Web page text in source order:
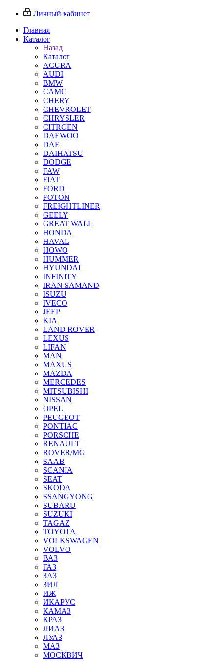
Личный кабинет
Главная
Каталог
Назад
Каталог
ACURA
AUDI
BMW
CAMC
CHERY
CHEVROLET
CHRYSLER
CITROEN
DAEWOO
DAF
DAIHATSU
DODGE
FAW
FIAT
FORD
FOTON
FREIGHTLINER
GEELY
GREAT WALL
HONDA
HAVAL
HOWO
HUMMER
HYUNDAI
INFINITY
IRAN SAMAND
ISUZU
IVECO
JEEP
KIA
LAND ROVER
LEXUS
LIFAN
MAN
MAXUS
MAZDA
MERCEDES
MITSUBISHI
NISSAN
OPEL
PEUGEOT
PONTIAC
PORSCHE
RENAULT
ROVER/MG
SAAB
SCANIA
SEAT
SKODA
SSANGYONG
SUBARU
SUZUKI
TAGAZ
TOYOTA
VOLKSWAGEN
VOLVO
ВАЗ
ГАЗ
ЗАЗ
ЗИЛ
ИЖ
ИКАРУС
КАМАЗ
КРАЗ
ЛИАЗ
ЛУАЗ
МАЗ
МОСКВИЧ